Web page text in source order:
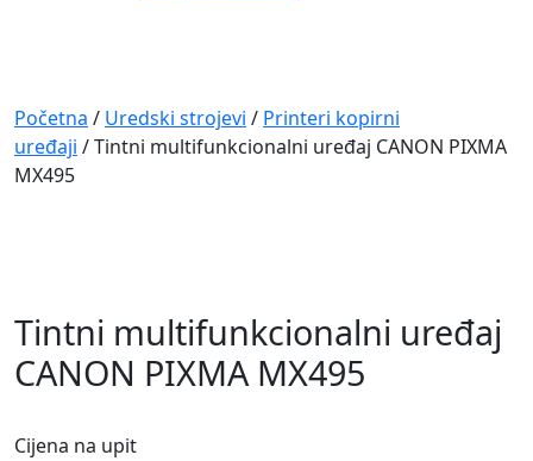
Navigation
Početna / Uredski strojevi / Printeri kopirni
uređaji / Tintni multifunkcionalni uređaj CANON PIXMA
MX495
Tintni multifunkcionalni uređaj
CANON PIXMA MX495
Cijena na upit